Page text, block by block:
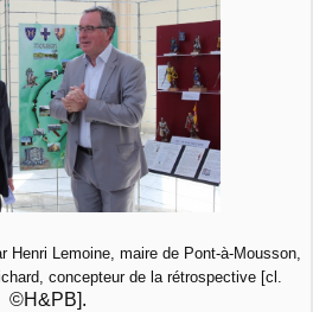
Henri Lemoine, maire de Pont-à-Mousson,
concepteur de la rétrospective [cl.
©H&PB].